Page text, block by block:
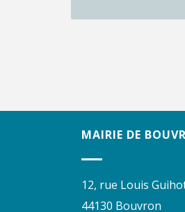
MAIRIE DE
12, rue Louis
44130 Bouvron